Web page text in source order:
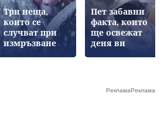
Три неща,
които се
случват при
измръзване
Пет забавни
факта, които
ще освежат
деня ви